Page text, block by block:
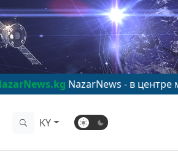
- в центре мирового
KY